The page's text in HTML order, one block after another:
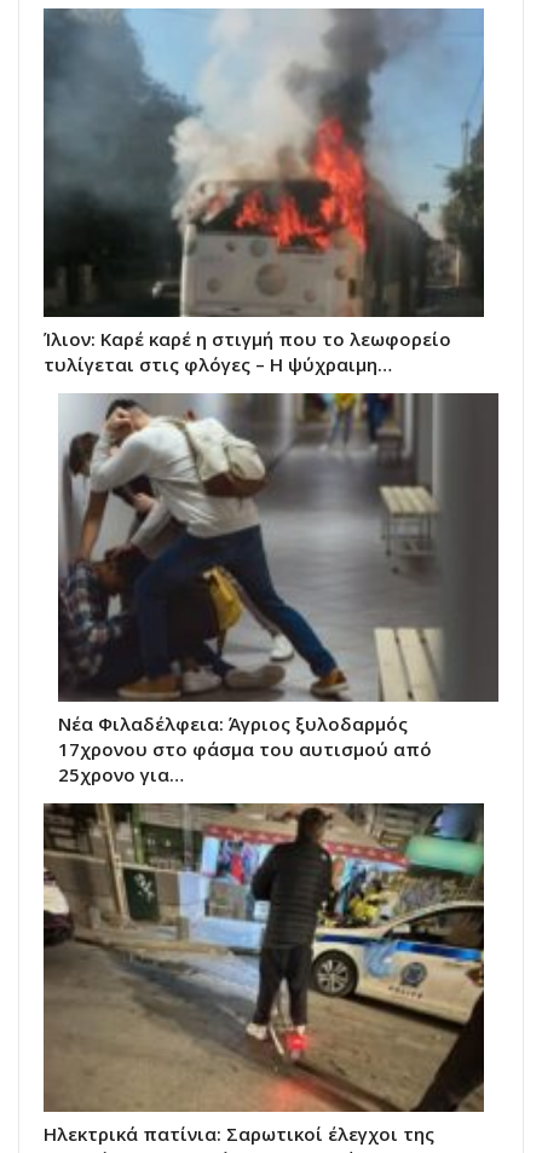
Ίλιον: Καρέ καρέ η στιγμή που το λεωφορείο
τυλίγεται στις φλόγες – Η ψύχραιμη…
Νέα Φιλαδέλφεια: Άγριος ξυλοδαρμός
17χρονου στο φάσμα του αυτισμού από
25χρονο για…
Ηλεκτρικά πατίνια: Σαρωτικοί έλεγχοι της